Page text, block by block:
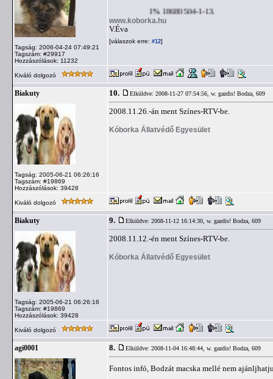
Tagság: 2006-04-24 07:49:21
Tagszám: #29917
Hozzászólások: 11232
1% 18680504-1-13.
www.koborka.hu
V.Éva
[válaszok erre: #12]
Kiváló dolgozó
Biakuty
Tagság: 2005-06-21 06:26:16
Tagszám: #19869
Hozzászólások: 39428
10. Elküldve: 2008-11-27 07:54:56, w. gazdis! Bodza, 609
2008.11.26.-án ment Színes-RTV-be.
Kóborka Állatvédő Egyesület
Kiváló dolgozó
Biakuty
Tagság: 2005-06-21 06:26:16
Tagszám: #19869
Hozzászólások: 39428
9. Elküldve: 2008-11-12 16:14:30, w. gazdis! Bodza, 609
2008.11.12.-én ment Színes-RTV-be.
Kóborka Állatvédő Egyesület
Kiváló dolgozó
agi0001 8. Elküldve: 2008-11-04 16:48:44, w. gazdis! Bodza, 609
Fontos infó, Bodzát macska mellé nem